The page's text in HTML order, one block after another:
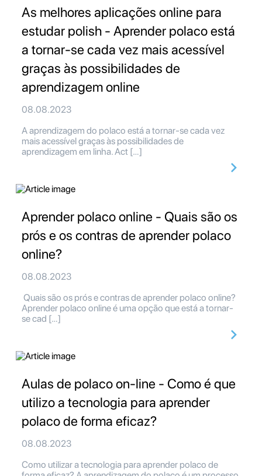
As melhores aplicações online para
estudar polish - Aprender polaco está
a tornar-se cada vez mais acessível
graças às possibilidades de
aprendizagem online
08.08.2023
A aprendizagem do polaco está a tornar-se cada vez
mais acessível graças às possibilidades de
aprendizagem em linha. Act […]
Aprender polaco online - Quais são os
prós e os contras de aprender polaco
online?
08.08.2023
Quais são os prós e contras de aprender polaco online?
Aprender polaco online é uma opção que está a tornar-
se cad […]
Aulas de polaco on-line - Como é que
utilizo a tecnologia para aprender
polaco de forma eficaz?
08.08.2023
Como utilizar a tecnologia para aprender polaco de